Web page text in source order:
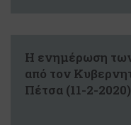
Η ενημέρωση
από τον
Πέτσα (11-2-2020)